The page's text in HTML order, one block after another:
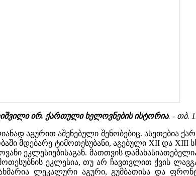
ირ. ქართული ხელოვნების ისტორია. - თბ.
აგურით აშენებული შენობებიც. ასეთებია
მდებარე ტიმოთესუბანი, აგებული XII და XIII
ეკლესიებისაგან. მათთვის
ეკლესია, თუ არ ჩავთვლით ქვის
ლეკალური აგური, გუმბათისა და